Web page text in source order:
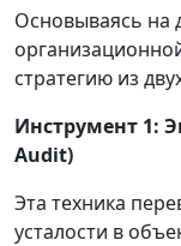
Основываясь на
стратегию из
Инструмент 1:
Audit)
Эта техника
усталости в